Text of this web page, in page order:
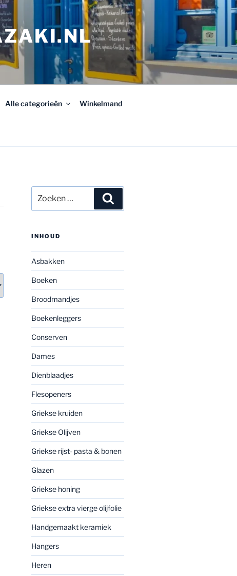
Alle categorieën Winkelmand
naar:
INHOUD
Asbakken
Boeken
Broodmandjes
Boekenleggers
Conserven
Dames
Dienblaadjes
Flesopeners
Griekse kruiden
Griekse Olijven
Griekse rijst- pasta & bonen
Glazen
Griekse honing
Griekse extra vierge olijfolie
Handgemaakt keramiek
Hangers
Heren